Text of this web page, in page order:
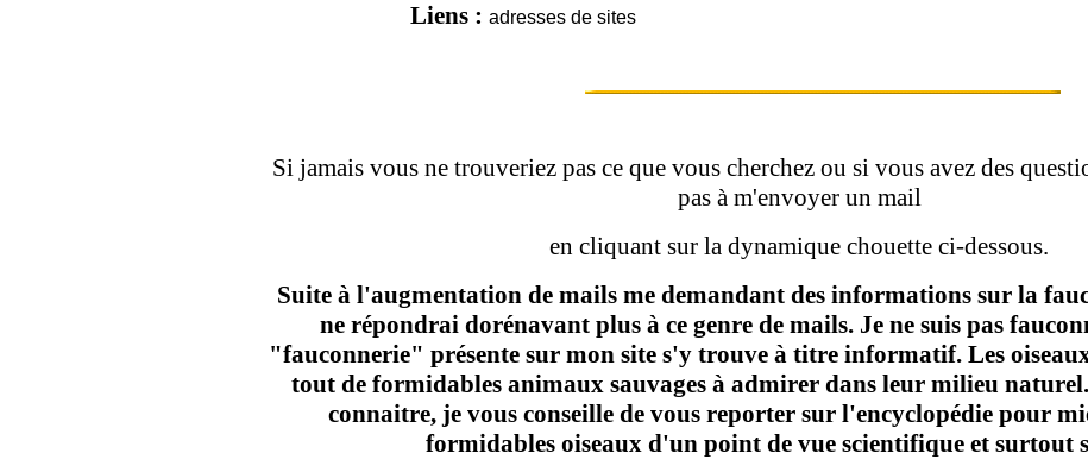
Liens : adresses de sites
Si jamais vous ne trouveriez pas ce que vous cherchez ou si vous avez des
pas à m'envoyer un mail
en cliquant sur la dynamique chouette ci-dessous.
Suite à l'augmentation de mails me demandant des informations sur la
ne répondrai dorénavant plus à ce genre de mails. Je ne suis pas
"fauconnerie" présente sur mon site s'y trouve à titre informatif. Les
tout de formidables animaux sauvages à admirer dans leur milieu
connaitre, je vous conseille de vous reporter sur l'encyclopédie pour
formidables oiseaux d'un point de vue scientifique et surtout